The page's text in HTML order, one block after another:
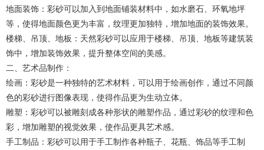
地面装饰：彩砂可以加入到地面铺装材料中，如水磨石、环氧地坪
等，使得地面颜色更为丰富，纹理更加独特，增加地面的装饰效果。
楼梯、吊顶、地板：天然彩砂可以应用于楼梯、吊顶、地板等建筑装
饰中，增加装饰效果，提升整体空间的美感。
二、艺术品制作：
绘画：彩砂是一种独特的艺术材料，可以用于绘画创作，通过不同颜
色的彩砂进行图像表现，使得作品更为生动立体。
雕塑：彩砂可以被雕刻成各种形状的雕塑作品，通过彩砂的纹理和色
彩，增加雕塑的视觉效果，使作品更具艺术感。
手工制品：彩砂可以用于手工制作各种瓶子、花瓶、饰品等手工制